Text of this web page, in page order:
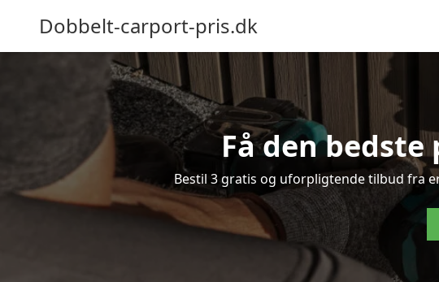
Dobbelt-carport-pris.dk
Få den
Bestil 3 gratis og uforpligtende tilbud fra